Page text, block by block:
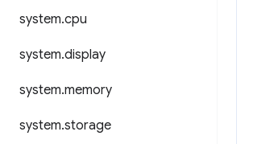
system.cpu
system.display
system.memory
system.storage